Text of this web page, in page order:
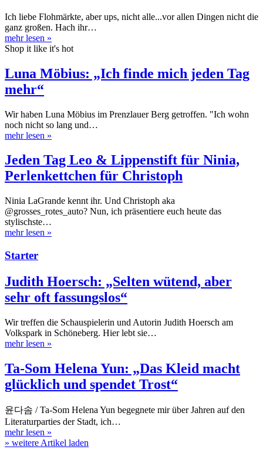
Ich liebe Flohmärkte, aber ups, nicht alle...vor allen Dingen nicht die
ganz großen. Hach ihr…
mehr lesen »
Shop it like it's hot
Luna Möbius: „Ich finde mich jeden Tag
mehr“
Wir haben Luna Möbius im Prenzlauer Berg getroffen. "Ich wohn
noch nicht so lang und…
mehr lesen »
Jeden Tag Leo & Lippenstift für Ninia,
Perlenkettchen für Christoph
Ninia LaGrande kennt ihr. Und Christoph aka
@grosses_rotes_auto? Nun, ich präsentiere euch heute das
stylischste…
mehr lesen »
Starter
Judith Hoersch: „Selten wütend, aber
sehr oft fassungslos“
Wir treffen die Schauspielerin und Autorin Judith Hoersch am
Volkspark in Schöneberg. Hier lebt sie…
mehr lesen »
Ta-Som Helena Yun: „Das Kleid macht
glücklich und spendet Trost“
윤다솜 / Ta-Som Helena Yun begegnete mir über Jahren auf den
Literaturparties der Stadt, ich…
mehr lesen »
» weitere Artikel laden